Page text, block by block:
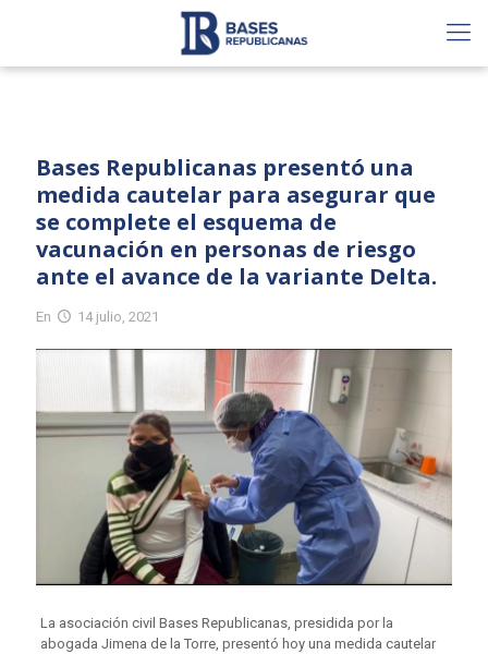
Bases Republicanas presentó una
medida cautelar para asegurar que
se complete el esquema de
vacunación en personas de riesgo
ante el avance de la variante Delta.
En 14 julio, 2021
La asociación civil Bases Republicanas, presidida por la
abogada Jimena de la Torre, presentó hoy una medida cautelar